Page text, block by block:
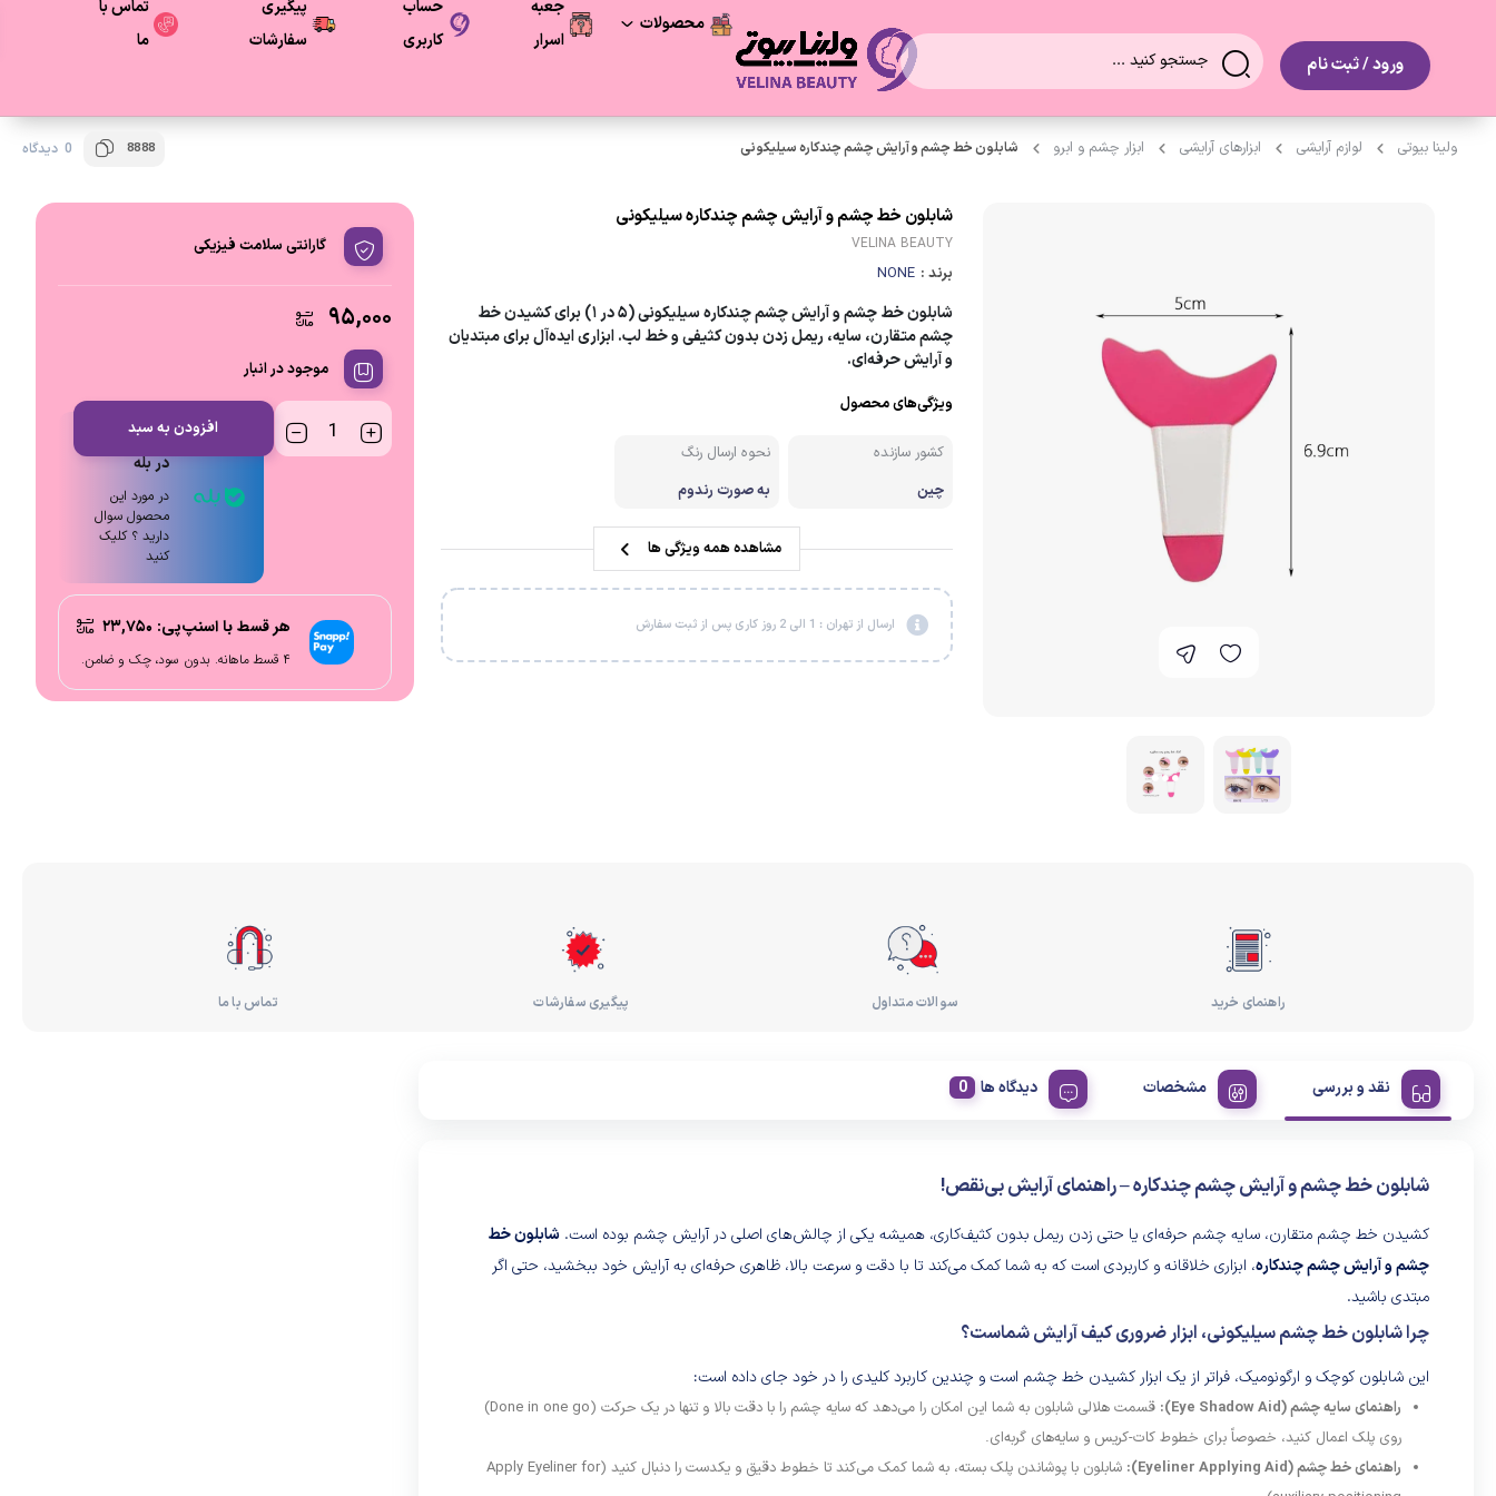
ورود / ثبت نام
محصولات
مراقبت و زیبایی مو
جعبه
اسرار
حساب
کاربری
پیگیری
سفارشات
تماس با
ما
ولینا بیوتی لوازم آرایشی ابزارهای آرایشی ابزار چشم و ابرو شابلون خط چشم و آرایش چشم چندکاره سیلیکونی 8888 0 دیدگاه
شابلون خط چشم و آرایش چشم چندکاره سیلیکونی
VELINA BEAUTY
برند : NONE
شابلون خط چشم و آرایش چشم چندکاره سیلیکونی
(۵ در ۱) برای کشیدن خط
چشم متقارن، سایه، ریمل زدن بدون کثیفی و خط لب. ابزاری ایده‌آل برای مبتدیان
و آرایش حرفه‌ای.
ویژگی‌های محصول
کشور سازنده
چین
نحوه ارسال رنگ
به صورت رندوم
مشاهده همه ویژگی ها
ارسال از تهران : 1 الی 2 روز کاری پس از ثبت سفارش
گارانتی سلامت فیزیکی
۹۵,۰۰۰
موجود در انبار
افزودن به سبدارتباط مستقیم
در بله
در مورد این
محصول سوال
دارید ؟ کلیک
کنید
هر قسط با اسنپ‌پی: ۲۳,۷۵۰
۴ قسط ماهانه. بدون سود، چک و ضامن.
راهنمای خرید سوالات متداول پیگیری سفارشات تماس با ما
نقد و بررسی مشخصات دیدگاه ها
شابلون خط چشم و آرایش چشم چندکاره – راهنمای آرایش بی‌نقص!
کشیدن خط چشم متقارن، سایه چشم حرفه‌ای یا حتی زدن ریمل بدون کثیف‌کاری، همیشه یکی از چالش‌های اصلی در آرایش چشم بوده است. شابلون خط
چشم و آرایش چشم چندکاره، ابزاری خلاقانه و کاربردی است که به شما کمک می‌کند تا با دقت و سرعت بالا، ظاهری حرفه‌ای به آرایش خود ببخشید، حتی اگر
مبتدی باشید.
چرا شابلون خط چشم سیلیکونی، ابزار ضروری کیف آرایش شماست؟
این شابلون کوچک و ارگونومیک، فراتر از یک ابزار کشیدن خط چشم است و چندین کاربرد کلیدی را در خود جای داده است:
راهنمای سایه چشم (Eye Shadow Aid):
قسمت هلالی شابلون به شما این امکان را می‌دهد که سایه چشم را با دقت بالا و تنها در یک حرکت (Done in one go)
روی پلک اعمال کنید، خصوصاً برای خطوط کات-کریس و سایه‌های گربه‌ای.
راهنمای خط چشم (Eyeliner Applying Aid):
شابلون با پوشاندن پلک بسته، به شما کمک می‌کند تا خطوط دقیق و یکدست را دنبال کنید (Apply Eyeliner for